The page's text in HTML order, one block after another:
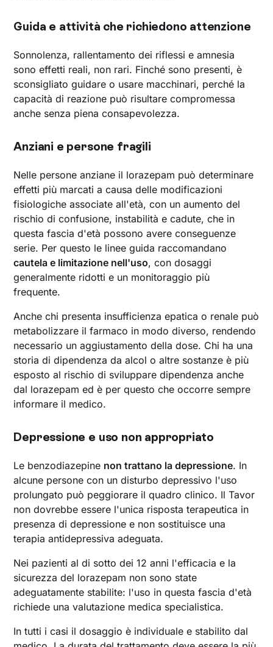
Guida e attività che richiedono attenzione
Sonnolenza, rallentamento dei riflessi e amnesia
sono effetti reali, non rari. Finché sono presenti, è
sconsigliato guidare o usare macchinari, perché la
capacità di reazione può risultare compromessa
anche senza piena consapevolezza.
Anziani e persone fragili
Nelle persone anziane il lorazepam può determinare
effetti più marcati a causa delle modificazioni
fisiologiche associate all'età, con un aumento del
rischio di confusione, instabilità e cadute, che in
questa fascia d'età possono avere conseguenze
serie. Per questo le linee guida raccomandano
cautela e limitazione nell'uso, con dosaggi
generalmente ridotti e un monitoraggio più
frequente.
Anche chi presenta insufficienza epatica o renale può
metabolizzare il farmaco in modo diverso, rendendo
necessario un aggiustamento della dose. Chi ha una
storia di dipendenza da alcol o altre sostanze è più
esposto al rischio di sviluppare dipendenza anche
dal lorazepam ed è per questo che occorre sempre
informare il medico.
Depressione e uso non appropriato
Le benzodiazepine non trattano la depressione. In
alcune persone con un disturbo depressivo l'uso
prolungato può peggiorare il quadro clinico. Il Tavor
non dovrebbe essere l'unica risposta terapeutica in
presenza di depressione e non sostituisce una
terapia antidepressiva adeguata.
Nei pazienti al di sotto dei 12 anni l'efficacia e la
sicurezza del lorazepam non sono state
adeguatamente stabilite: l'uso in questa fascia d'età
richiede una valutazione medica specialistica.
In tutti i casi il dosaggio è individuale e stabilito dal